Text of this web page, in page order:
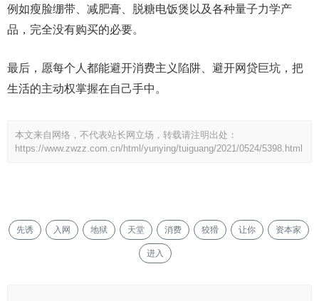
例如瘦脸绷带、减肥膏、脱糖电饭煲以及各种量子力学产
品，完全没有购买的必要。
最后，愿每个人都能避开消费主义陷阱、避开网贷巨坑，把
生活的主动权掌握在自己手中。
本文来自网络，不代表站长网立场，转载请注明出处：
https://www.zwzz.com.cn/html/yunying/tuiguang/2021/0524/5398.html
先诱 入网 地狱 天堂 消费 狡猾 让你 资本家
进入